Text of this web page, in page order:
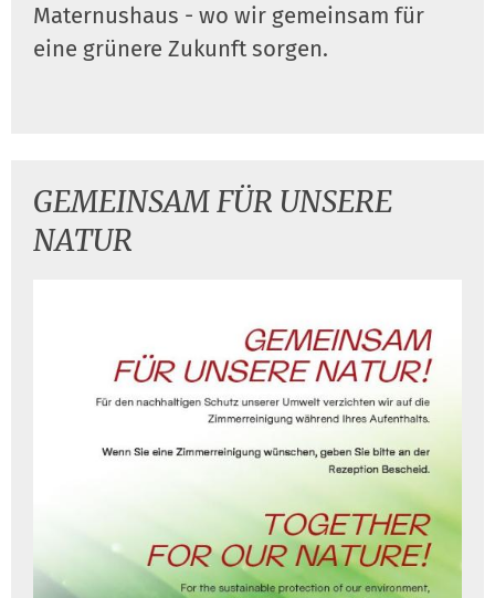
Maternushaus - wo wir gemeinsam für
eine grünere Zukunft sorgen.
GEMEINSAM FÜR UNSERE
NATUR